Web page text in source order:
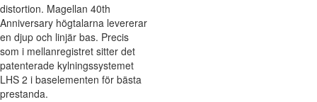
distortion. Magellan 40th
Anniversary högtalarna levererar
en djup och linjär bas. Precis
som i mellanregistret sitter det
patenterade kylningssystemet
LHS 2 i baselementen för bästa
prestanda.